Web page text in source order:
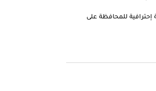
للمحافظة على